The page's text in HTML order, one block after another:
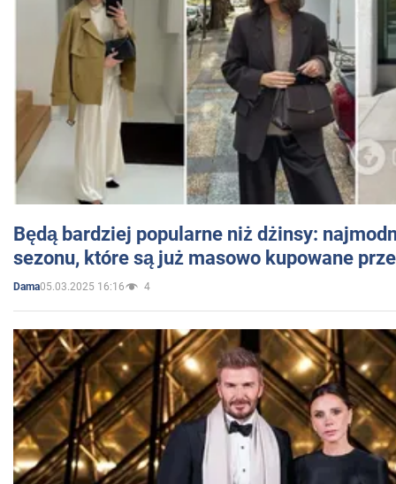
Będą bardziej popularne niż dżinsy:
sezonu, które są już masowo kupowane
Dama05.03.2025 16:16 4